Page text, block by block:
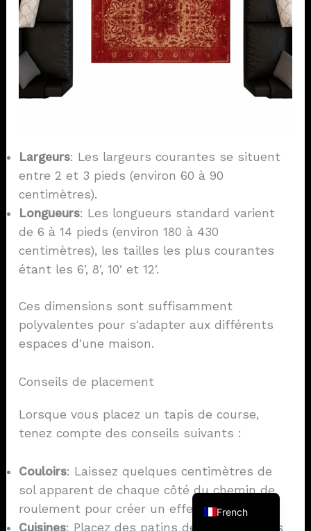
Largeurs: Les largeurs courantes se situent
entre 2 et 3 pieds (environ 60 à 90
centimètres).
Longueurs: Les longueurs standard varient
de 6 à 14 pieds (environ 180 à 430
centimètres), les tailles les plus courantes
étant les 6′, 8′, 10′ et 12′.
Ces dimensions sont suffisamment
polyvalentes pour s'adapter aux différents
espaces d'une maison.
Conseils de placement
Lorsque vous placez un tapis de course,
tenez compte des conseils suivants :
Couloirs: Laissez quelques centimètres de
sol apparent de chaque côté du chemin de
roulement pour créer un effet équilibré.
Cuisines: Placez des patins devant les éviers
French
English
Japanese
Spanish